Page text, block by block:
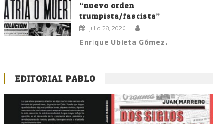
“nuevo orden
trumpista/fascista”
julio 28, 2026
Enrique Ubieta Gómez.
EDITORIAL PABLO